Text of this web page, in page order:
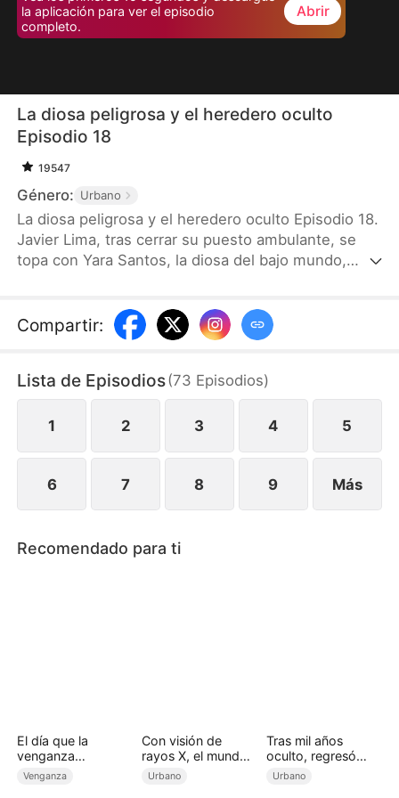
la aplicación para ver el episodio
completo.
Abrir
La diosa peligrosa y el heredero oculto
Episodio 18
19547
Género: Urbano
La diosa peligrosa y el heredero oculto Episodio 18.
Javier Lima, tras cerrar su puesto ambulante, se
topa con Yara Santos, la diosa del bajo mundo,
secuestra a miembros del Clan Nicto, desatando
un enfrentamiento mortal. En el momento crítico,
Grupo Lima, llega y revela que él es el único
heredero de la poderosa familia Lima.
Compartir:
Lista de Episodios(73 Episodios)
1 2 3 4 5
6 7 8 9 Más
Recomendado para ti
El día que la
venganza
respondió
Venganza
Con visión de
rayos X, el mundo
es mío (Doblado)
Urbano
Tras mil años
oculto, regresó
para reinar
Urbano